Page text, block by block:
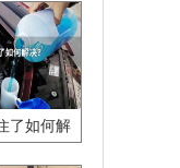
了如何解